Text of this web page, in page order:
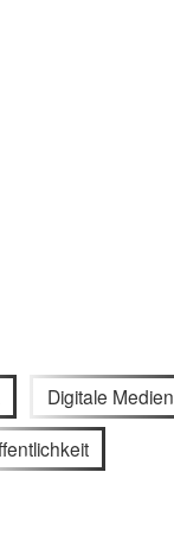
Digitale Medien